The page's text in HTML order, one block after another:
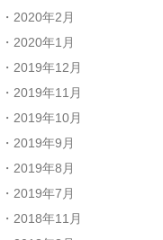
2020年2月
2020年1月
2019年12月
2019年11月
2019年10月
2019年9月
2019年8月
2019年7月
2018年11月